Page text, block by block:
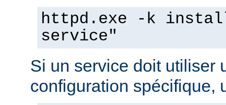
httpd.exe -k
service"
Si un service doit utiliser
configuration spécifique,